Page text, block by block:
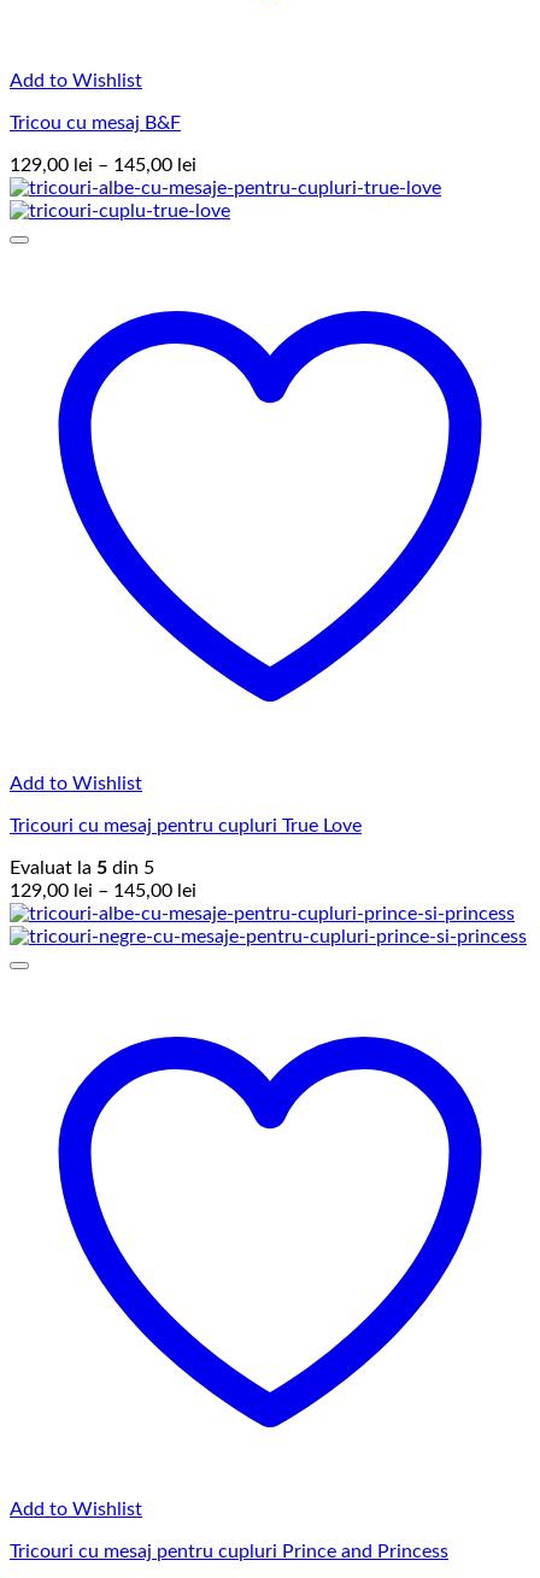
Add to Wishlist
Tricou cu mesaj B&F
129,00 lei – 145,00 lei
de
prețuri:
Add to Wishlist
Tricouri cu mesaj pentru cupluri True Love
Evaluat la 5 din 5
129,00 lei – 145,00 lei
de
prețuri:
Add to Wishlist
Tricouri cu mesaj pentru cupluri Prince and Princess